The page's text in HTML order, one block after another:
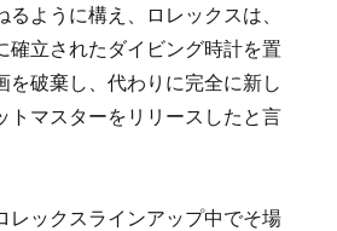
ように構え、ロレックスは、
確立されたダイビング時計を置
を破棄し、代わりに完全に新し
トマスターをリリースしたと言
レックスラインアップ中でそ場